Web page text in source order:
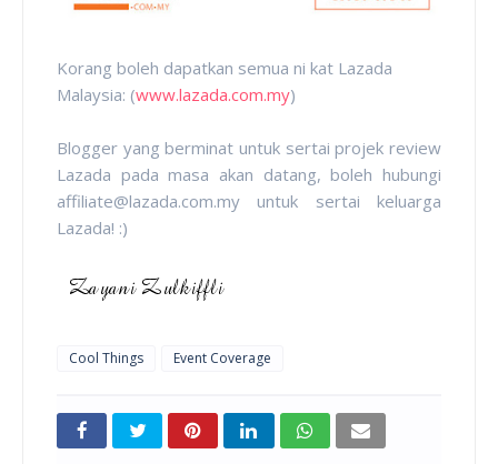
Korang boleh dapatkan semua ni kat Lazada
Malaysia: (www.lazada.com.my)
Blogger yang berminat untuk sertai projek review
Lazada pada masa akan datang, boleh hubungi
affiliate@lazada.com.my untuk sertai keluarga
Lazada! :)
Cool Things Event Coverage